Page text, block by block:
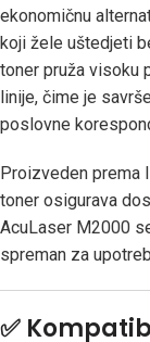
ekonomičnu
koji žele uštedjeti
toner pruža visoku
linije, čime je
poslovne
Proizveden prema
toner osigurava
AcuLaser M2000
spreman za
✅